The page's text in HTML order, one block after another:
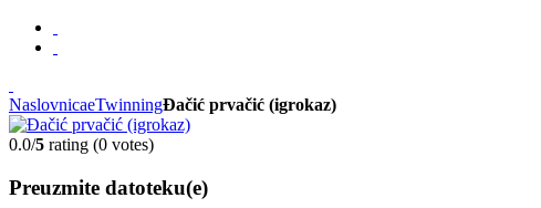
NaslovnicaeTwinningĐačić prvačić (igrokaz)
0.0/5 rating (0 votes)
Preuzmite datoteku(e)